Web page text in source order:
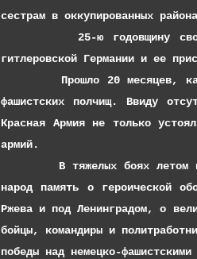
сестрам в оккупированных
25-ю годовщину своего
гитлеровской Германии и ее
Прошло 20 месяцев, как
фашистских полчищ. Ввиду
Красная Армия не только
армий.
В тяжелых боях летом и
народ память о героической
Ржева и под Ленинградом, о
бойцы, командиры и
победы над немецко-фашистскими